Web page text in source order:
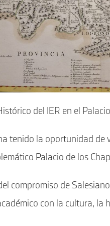
del IER en el
tenido la oportunidad
Palacio de los
compromiso de
con la cultura, la